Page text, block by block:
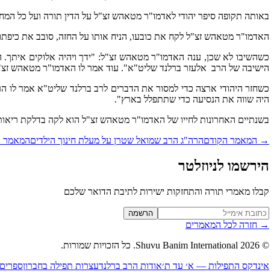
באותה תקופה סיפר יהודי לאדמו"ר מטאהש זצ"ל על הדין תורה ועל כל
האדמו"ר מטאהש זצ"ל לקח את כובעו, הניח אותו על החזה, סובב את
כשהשיבו לא שכן, ענה האדמו"ר מטאהש זצ"ל: "ידך ויהיה אלוקים
הישיבה של הרב אלעזר ברלנד שליט"א". עוד אמר לו האדמו"ר מטאהש
כשחזר היהודי ארצה כדי למסור את הדברים לרב ברלנד שליט"א אמר
היה שווה את הנסיעה כדי שתתפלל בארץ".
בשנתיים האחרונות לחייו של האדמו"ר מטאהש זצ"ל הוא לקה בדלקת
→ המאמר הקודםהרה"ג הרב שמואל שטרן על מעלת חינוך הילדיםהמאמר
הירשמו לניוזלטר
קבלו מאמרי תורה והתחזקות ישירות לתיבת הדואר שלכם
Website (leave blank) הרשמה
→ חזרה לכל המאמרים
©
2026
כל הזכויות שמורות.
אינדקס התפילות — א׳ עד ת׳אודות הרב ברלנדעצרות תפילה בחברון